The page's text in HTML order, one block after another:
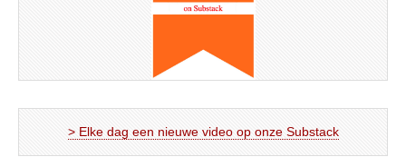
> Elke dag een nieuwe video op onze Substack